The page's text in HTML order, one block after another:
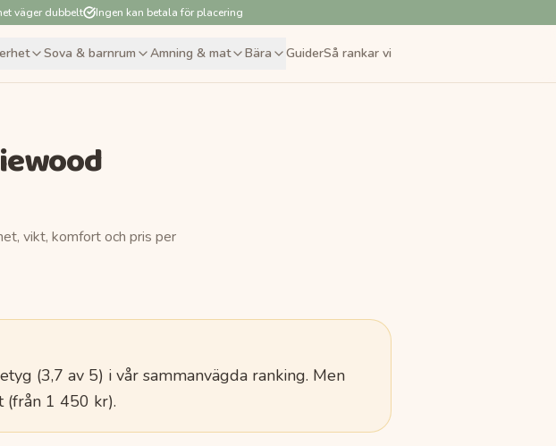
väger dubbelt Ingen kan betala för placering
Sova & barnrum Amning & mat Bära GuiderSå rankar vi
vikt, komfort och pris per
(3,7 av 5) i vår sammanvägda ranking. Men
(från 1 450 kr).